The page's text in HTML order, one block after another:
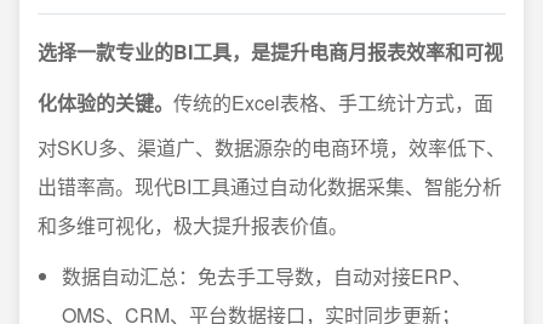
选择一款专业的BI工具，是提升电商月报表效率和可视
化体验的关键。 传统的Excel表格、手工统计方式，面
对SKU多、渠道广、数据源杂的电商环境，效率低下、
出错率高。现代BI工具通过自动化数据采集、智能分析
和多维可视化，极大提升报表价值。
数据自动汇总：免去手工导数，自动对接ERP、
OMS、CRM、平台数据接口，实时同步更新；